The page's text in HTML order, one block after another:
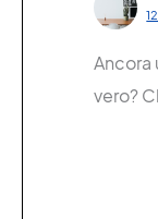
Ancora
vero?